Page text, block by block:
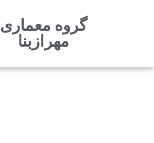
محتوا
گروه معماری
مهرازبنا